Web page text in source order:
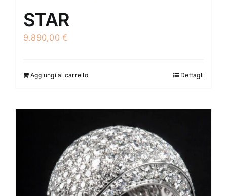
STAR
9.890,00€
Aggiungi al carrello Dettagli